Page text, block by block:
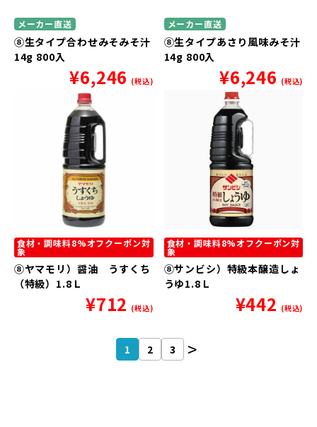
メーカー直送
⑧生タイプ合わせみそみそ汁
14g 800入
¥6,246 (税込)
メーカー直送
⑧生タイプあさり風味みそ汁
14g 800入
¥6,246 (税込)
食材・調味料8%オフクーポン対
象
⑧ヤマモリ）醤油 うすくち
（特級）1.8Ｌ
¥712 (税込)
食材・調味料8%オフクーポン対
象
⑧サンビシ）特級本醸造しょ
うゆ1.8Ｌ
¥442 (税込)
1 2 3